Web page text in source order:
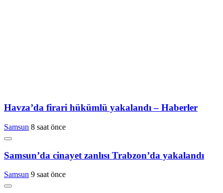
Havza’da firari hükümlü yakalandı – Haberler
Samsun 8 saat önce
Samsun’da cinayet zanlısı Trabzon’da yakalandı
Samsun 9 saat önce